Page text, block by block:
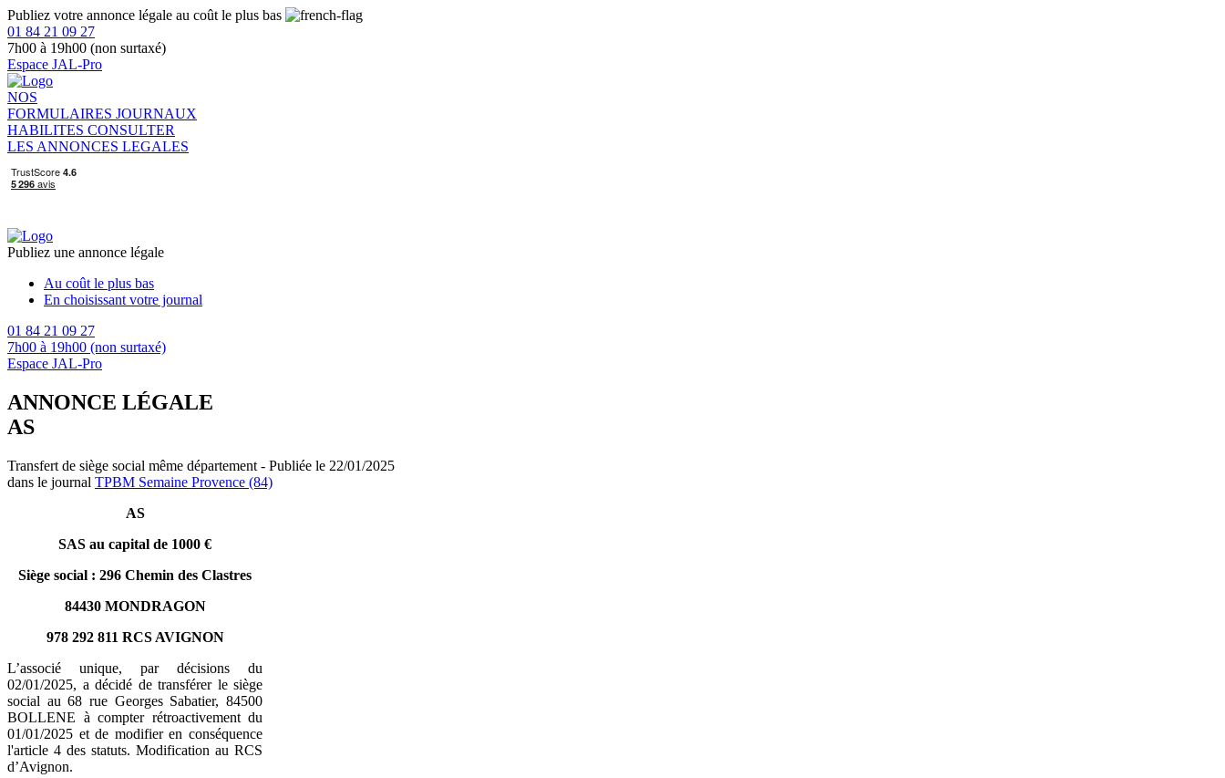
Publiez votre annonce légale au coût le plus bas
01 84 21 09 27
7h00 à 19h00 (non surtaxé)
Espace JAL-Pro
NOS
FORMULAIRES JOURNAUX
HABILITES CONSULTER
LES ANNONCES LEGALES
Publiez une annonce légale
Au coût le plus bas
En choisissant votre journal
01 84 21 09 27
7h00 à 19h00 (non surtaxé)
Espace JAL-Pro
ANNONCE LÉGALE
AS
Transfert de siège social même département - Publiée le 22/01/2025
dans le journal TPBM Semaine Provence (84)
AS
SAS au capital de 1000 €
Siège social : 296 Chemin des Clastres
84430 MONDRAGON
978 292 811 RCS AVIGNON
L’associé unique, par décisions du
02/01/2025, a décidé de transférer le siège
social au 68 rue Georges Sabatier, 84500
BOLLENE à compter rétroactivement du
01/01/2025 et de modifier en conséquence
l'article 4 des statuts. Modification au RCS
d’Avignon.